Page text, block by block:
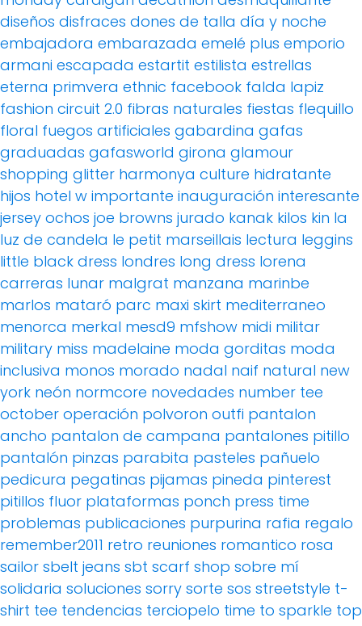
diseños disfraces dones de talla día y noche
embajadora embarazada emelé plus emporio
armani escapada estartit estilista estrellas
eterna primvera ethnic facebook falda lapiz
fashion circuit 2.0 fibras naturales fiestas flequillo
floral fuegos artificiales gabardina gafas
graduadas gafasworld girona glamour
shopping glitter harmonya culture hidratante
hijos hotel w importante inauguración interesante
jersey ochos joe browns jurado kanak kilos kin la
luz de candela le petit marseillais lectura leggins
little black dress londres long dress lorena
carreras lunar malgrat manzana marinbe
marlos mataró parc maxi skirt mediterraneo
menorca merkal mesd9 mfshow midi militar
military miss madelaine moda gorditas moda
inclusiva monos morado nadal naif natural new
york neón normcore novedades number tee
october operación polvoron outfi pantalon
ancho pantalon de campana pantalones pitillo
pantalón pinzas parabita pasteles pañuelo
pedicura pegatinas pijamas pineda pinterest
pitillos fluor plataformas ponch press time
problemas publicaciones purpurina rafia regalo
remember2011 retro reuniones romantico rosa
sailor sbelt jeans sbt scarf shop sobre mí
solidaria soluciones sorry sorte sos streetstyle t-
shirt tee tendencias terciopelo time to sparkle top